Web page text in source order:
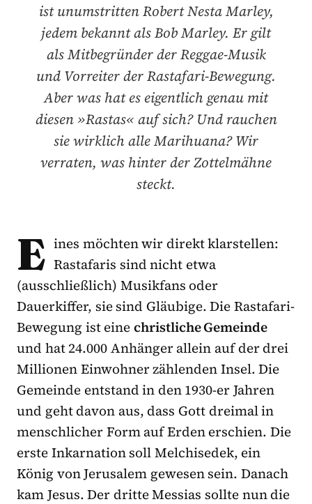
ist unumstritten Robert Nesta Marley,
jedem bekannt als Bob Marley. Er gilt
als Mitbegründer der Reggae-Musik
und Vorreiter der Rastafari-Bewegung.
Aber was hat es eigentlich genau mit
diesen »Rastas« auf sich? Und rauchen
sie wirklich alle Marihuana? Wir
verraten, was hinter der Zottelmähne
steckt.
E ines möchten wir direkt klarstellen:
Rastafaris sind nicht etwa
(ausschließlich) Musikfans oder
Dauerkiffer, sie sind Gläubige. Die Rastafari-
Bewegung ist einechristliche Gemeinde
und hat 24.000 Anhänger allein auf der drei
Millionen Einwohner zählenden Insel. Die
Gemeinde entstand in den 1930-er Jahren
und geht davon aus, dass Gott dreimal in
menschlicher Form auf Erden erschien. Die
erste Inkarnation soll Melchisedek, ein
König von Jerusalem gewesen sein. Danach
kam Jesus. Der dritte Messias sollte nun die